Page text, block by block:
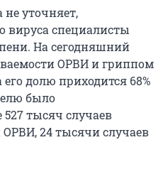
не уточняет,
вируса специалисты
На сегодняшний
ОРВИ и гриппом
долю приходится 68%
было
527 тысяч случаев
24 тысячи случаев